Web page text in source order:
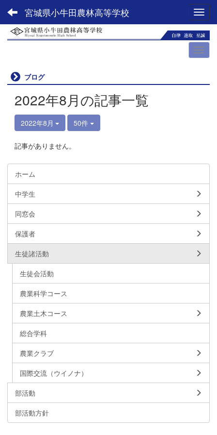
宮城県小牛田農林高等学校
ブログ
2022年8月の記事一覧
2022年8月 50件
記事がありません。
ホーム
中学生
同窓会
保護者
生徒諸活動
生徒会活動
農業科学コース
農業土木コース
総合学科
農業クラブ
国際交流（ウイノナ）
部活動
部活動方針